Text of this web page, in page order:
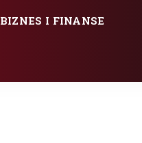
BIZNES I FINANSE